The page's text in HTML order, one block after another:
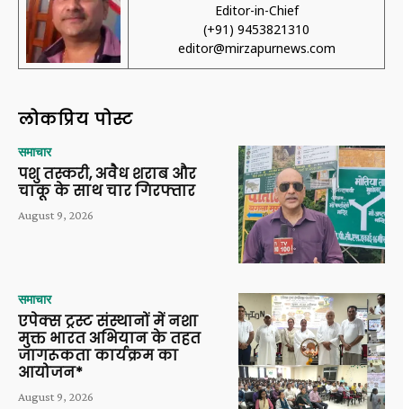
Editor-in-Chief
(+91) 9453821310
editor@mirzapurnews.com
लोकप्रिय पोस्ट
समाचार
पशु तस्करी, अवैध शराब और
चाकू के साथ चार गिरफ्तार
August 9, 2026
समाचार
एपेक्स ट्रस्ट संस्थानों में नशा
मुक्त भारत अभियान के तहत
जागरूकता कार्यक्रम का
आयोजन*
August 9, 2026